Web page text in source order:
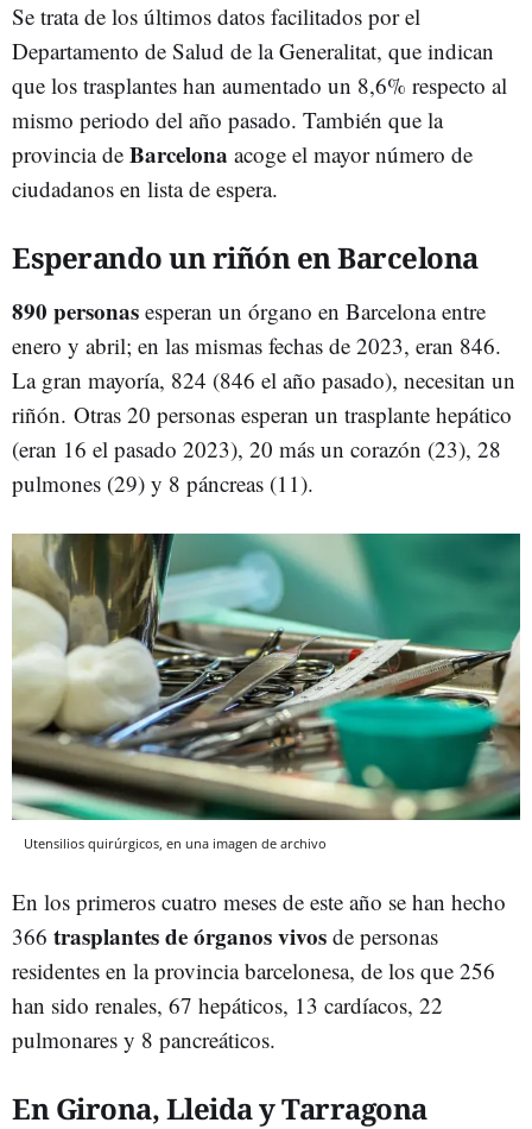
Se trata de los últimos datos facilitados por el
Departamento de Salud de la Generalitat, que indican
que los trasplantes han aumentado un 8,6% respecto al
mismo periodo del año pasado. También que la
provincia de Barcelona acoge el mayor número de
ciudadanos en lista de espera.
Esperando un riñón en Barcelona
890 personas esperan un órgano en Barcelona entre
enero y abril; en las mismas fechas de 2023, eran 846.
La gran mayoría, 824 (846 el año pasado), necesitan un
riñón. Otras 20 personas esperan un trasplante hepático
(eran 16 el pasado 2023), 20 más un corazón (23), 28
pulmones (29) y 8 páncreas (11).
Utensilios quirúrgicos, en una imagen de archivo
En los primeros cuatro meses de este año se han hecho
366 trasplantes de órganos vivos de personas
residentes en la provincia barcelonesa, de los que 256
han sido renales, 67 hepáticos, 13 cardíacos, 22
pulmonares y 8 pancreáticos.
En Girona, Lleida y Tarragona